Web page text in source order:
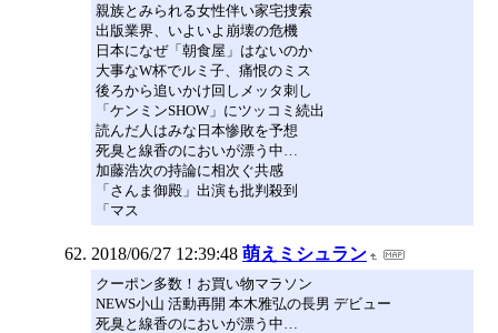
親族とみられる女性伴い家宅捜索
出版業界、いよいよ崩壊の危機
日本になぜ「朝食屋」はないのか
大事なW杯でルミ子、痛恨のミス
後ろから追いかけ回しメッタ刺し
「ケンミンSHOW」にツッコミ続出
読んだ人はみな日本惨敗を予想
死臭と線香のにおいが漂う中…
加藤浩次の持論に相次ぐ共感
「さんま御殿」出演も批判殺到
「マス
2018/06/27 12:39:48 萌えミシュラン
クーポン多数！お買い物マラソン
NEWS小山 活動再開 本木雅弘の長男 デビュー
死臭と線香のにおいが漂う中…